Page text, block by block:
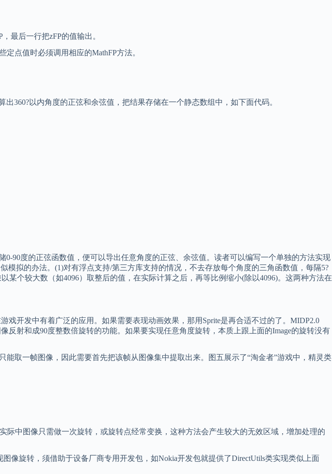
最后一行把zFP的值输出。
点值时必须调用相应的MathFP方法。
以内角度的正弦和余弦值，把结果存储在一个静态数组中，如下面代码。
度的正弦函数值，便可以导出任意角度的正弦、余弦值。读者可以编写一个单独的方法实现
拟的办法。(1)对有浮点支持/第三方库支持的情况，不去存放每个角度的三角函数值，每隔5?
个较大数（如4096）取整后的值，在实际计算之后，再等比例缩小(除以4096)。这两种方法在
开发中有着广泛的应用。如果需要表现动画效果，那用Sprite是再合适不过的了。MIDP2.0
射和成90度整数倍旋转的功能。如果要实现任意角度旋转，本质上跟上面的Image的旋转没有
取一帧图像，因此需要首先把该帧从图像集中提取出来。图五展示了“淘金者”游戏中，精灵类
中图像只需做一次旋转，或旋转点经常变换，这种方法会产生较大的无效区域，增加处理的
旋转，须借助于设备厂商专用开发包，如Nokia开发包就提供了DirectUtils类实现类似上面